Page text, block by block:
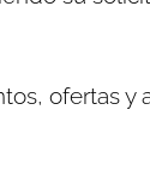
ofertas